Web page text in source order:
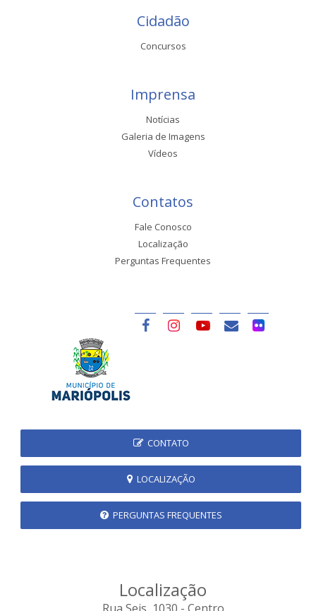
Cidadão
Concursos
Imprensa
Notícias
Galeria de Imagens
Vídeos
Contatos
Fale Conosco
Localização
Perguntas Frequentes
CONTATO
LOCALIZAÇÃO
PERGUNTAS FREQUENTES
Localização
Rua Seis, 1030 - Centro